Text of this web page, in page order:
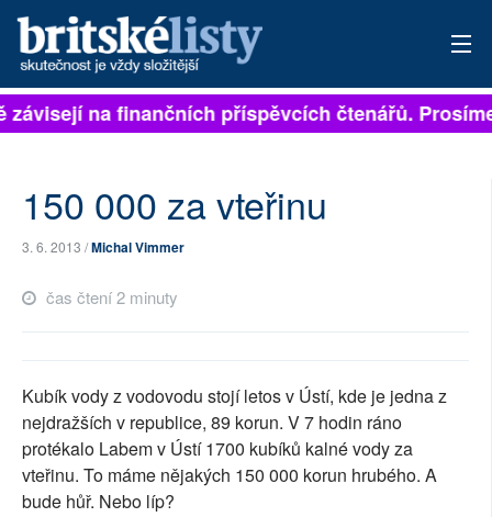
PŘIHLÁSIT
ARCHIV
AUTOŘI
PŘÍSPĚVKY NA PROVOZ
na finančních příspěvcích čtenářů.
150 000 za vteřinu
3. 6. 2013 /Michal Vimmer
čas čtení 2 minuty
Kubík vody z vodovodu stojí letos v Ústí, kde je jedna z
nejdražších v republice, 89 korun. V 7 hodin ráno
protékalo Labem v Ústí 1700 kubíků kalné vody za
vteřinu. To máme nějakých 150 000 korun hrubého. A
bude hůř. Nebo líp?